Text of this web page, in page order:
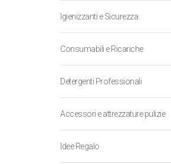
Igienizzanti e Sicurezza
Consumabili e Ricariche
Detergenti Professionali
Accessori e attrezzature pulizie
Idee Regalo